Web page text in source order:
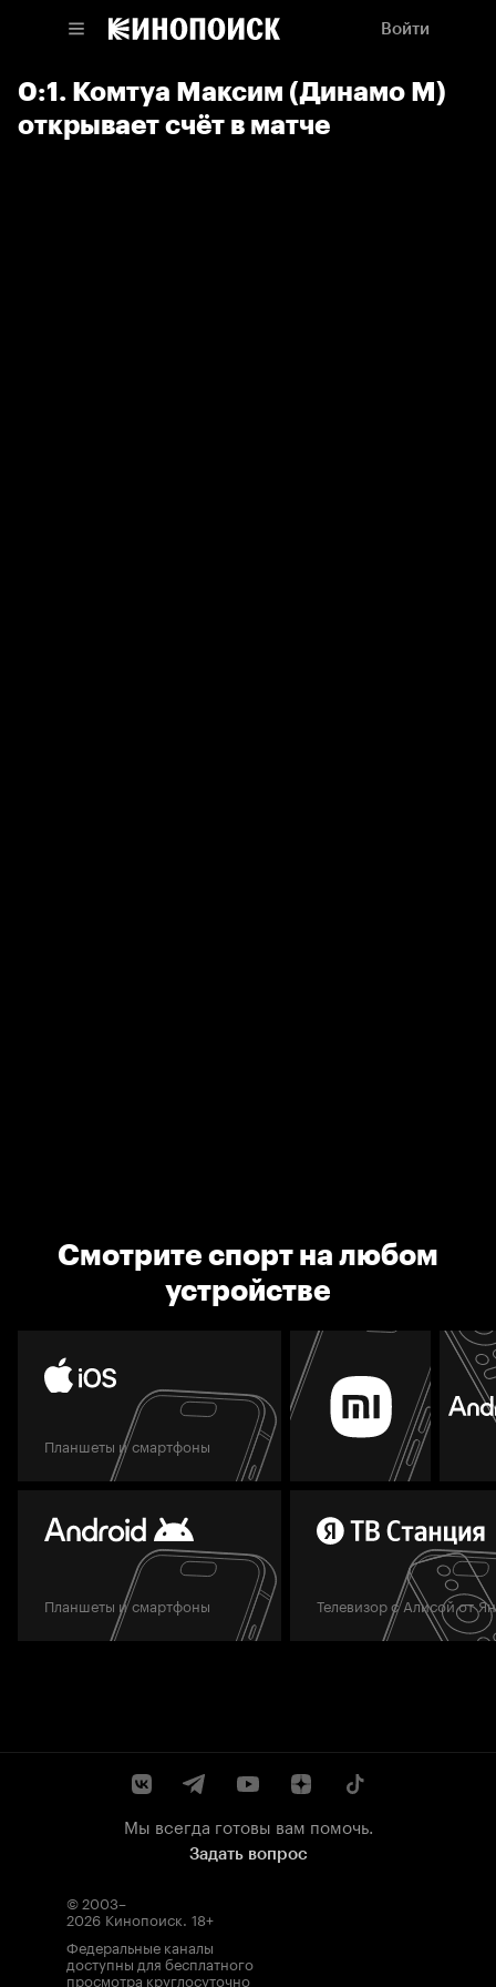
Войти
0:1. Комтуа Максим (Динамо М)
открывает счёт в матче
Смотрите спорт на любом
устройстве
Планшеты и смартфоны
Планшеты и смартфоны Телевизор с Алисой от
Мы всегда готовы вам помочь.
Задать вопрос
© 2003–
2026 Кинопоиск. 18+
Федеральные каналы
доступны для бесплатного
просмотра круглосуточно